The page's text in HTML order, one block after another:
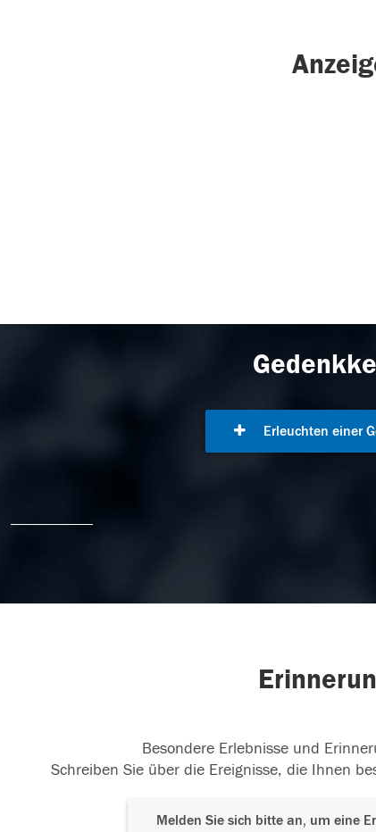
Erleuchten einer
Besondere Erlebnisse und
Schreiben Sie über die Ereignisse, die Ihnen
Melden Sie sich bitte an, um eine